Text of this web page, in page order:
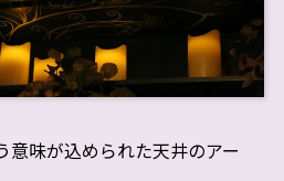
意味が込められた天井のアー